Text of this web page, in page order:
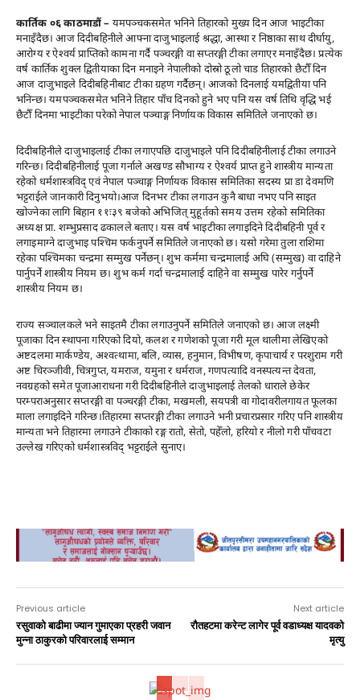
कार्तिक ०६ काठमाडौं – यमपञ्चकसमेत भनिने तिहारको मुख्य दिन आज भाइटीका
मनाइँदैछ। आज दिदीबहिनीले आफ्ना दाजुभाइलाई श्रद्धा, आस्था र निष्ठाका साथ दीर्घायु,
आरोग्य र ऐश्वर्य प्राप्तिको कामना गर्दै पञ्चरङ्गी वा सप्तरङ्गी टीका लगाएर मनाइँदैछ। प्रत्येक
वर्ष कार्तिक शुक्ल द्वितीयाका दिन मनाइने नेपालीको दोस्रो ठूलो चाड तिहारको छैटौँ दिन
आज दाजुभाइले दिदीबहिनीबाट टीका ग्रहण गर्दैछन्। आजको दिनलाई यमद्वितीया पनि
भनिन्छ। यमपञ्चकसमेत भनिने तिहार पाँच दिनको हुने भए पनि यस वर्ष तिथि वृद्धि भई
छैटौँ दिनमा भाइटीका परेको नेपाल पञ्चाङ्ग निर्णायक विकास समितिले जनाएको छ।
दिदीबहिनीले दाजुभाइलाई टीका लगाएपछि दाजुभाइले पनि दिदीबहिनीलाई टीका लगाउने
गरिन्छ। दिदीबहिनीलाई पूजा गर्नाले अखण्ड सौभाग्य र ऐश्वर्य प्राप्त हुने शास्त्रीय मान्यता
रहेको धर्मशास्त्रविद् एवं नेपाल पञ्चाङ्ग निर्णायक विकास समितिका सदस्य प्रा डा देवमणि
भट्टराईले जानकारी दिनुभयो।आज दिनभर टीका लगाउन कुनै बाधा नभए पनि साइत
खोज्नेका लागि बिहान ११ः३९ बजेको अभिजित् मुहूर्तको समय उत्तम रहेको समितिका
अध्यक्ष प्रा. शम्भुप्रसाद ढकालले बताए। यस वर्ष भाइटीका लगाइदिने दिदीबहिनी पूर्व र
लगाइमाग्ने दाजुभाइ पश्चिम फर्कनुपर्ने समितिले जनाएको छ। यसो गरेमा तुला राशिमा
रहेका पश्चिमका चन्द्रमा सम्मुख पर्नेछन्। शुभ कर्ममा चन्द्रमालाई अघि (सम्मुख) वा दाहिने
पार्नुपर्ने शास्त्रीय नियम छ। शुभ कर्म गर्दा चन्द्रमालाई दाहिने वा सम्मुख पारेर गर्नुपर्ने
शास्त्रीय नियम छ।
राज्य सञ्चालकले भने साइतमै टीका लगाउनुपर्ने समितिले जनाएको छ। आज लक्ष्मी
पूजाका दिन स्थापना गरिएको दियो, कलश र गणेशको पूजा गरी मूल थालीमा लेखिएको
अष्टदलमा मार्कण्डेय, अश्वत्थामा, बलि, व्यास, हनुमान, विभीषण, कृपाचार्य र परशुराम गरी
अष्ट चिरञ्जीवी, चित्रगुप्त, यमराज, यमुना र धर्मराज, गणपत्यादि वनस्पत्यन्त देवता,
नवग्रहको समेत पूजाआराधना गरी दिदीबहिनीले दाजुभाइलाई तेलको धाराले छेकेर
परम्पराअनुसार सप्तरङ्गी वा पञ्चरङ्गी टीका, मखमली, सयपत्री वा गोदावरीलगायत फूलका
माला लगाइदिने गरिन्छ।तिहारमा सप्तरङ्गी टीका लगाउने भनी प्रचारप्रसार गरिए पनि शास्त्रीय
मान्यता भने तिहारमा लगाउने टीकाको रङ्ग रातो, सेतो, पहेँलो, हरियो र नीलो गरी पाँचवटा
उल्लेख गरिएको धर्मशास्त्रविद् भट्टराईले सुनाए।
Previous article
रसुवाको बाढीमा ज्यान गुमाएका प्रहरी जवान
मुन्ना ठाकुरको परिवारलाई सम्मान
Next article
रौतहटमा करेन्ट लागेर पूर्व वडाध्यक्ष यादवको
मृत्यु